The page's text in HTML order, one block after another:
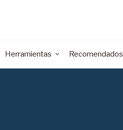
Herramientas Recomendados